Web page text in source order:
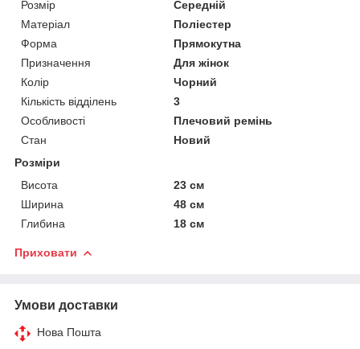
Розмір
Середній
Матеріал
Поліестер
Форма
Прямокутна
Призначення
Для жінок
Колір
Чорний
Кількість відділень
3
Особливості
Плечовий ремінь
Стан
Новий
Розміри
Висота
23 см
Ширина
48 см
Глибина
18 см
Приховати
Умови доставки
Нова Пошта